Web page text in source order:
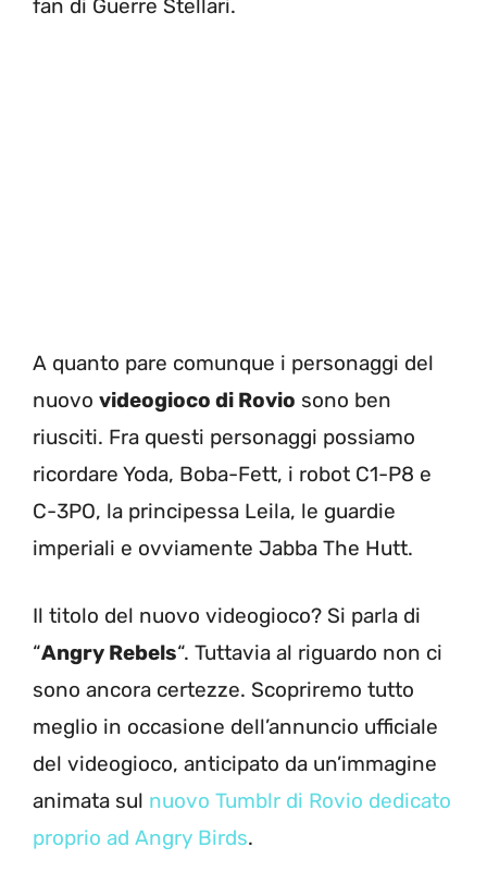
fan di Guerre Stellari.
A quanto pare comunque i personaggi del
nuovo videogioco di Rovio sono ben
riusciti. Fra questi personaggi possiamo
ricordare Yoda, Boba-Fett, i robot C1-P8 e
C-3PO, la principessa Leila, le guardie
imperiali e ovviamente Jabba The Hutt.
Il titolo del nuovo videogioco? Si parla di
“Angry Rebels“. Tuttavia al riguardo non ci
sono ancora certezze. Scopriremo tutto
meglio in occasione dell’annuncio ufficiale
del videogioco, anticipato da un’immagine
animata sul nuovo Tumblr di Rovio dedicato
proprio ad Angry Birds.